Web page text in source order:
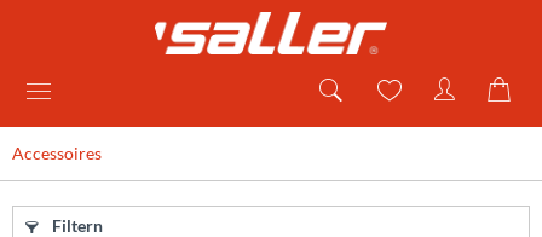
Accessoires
Filtern